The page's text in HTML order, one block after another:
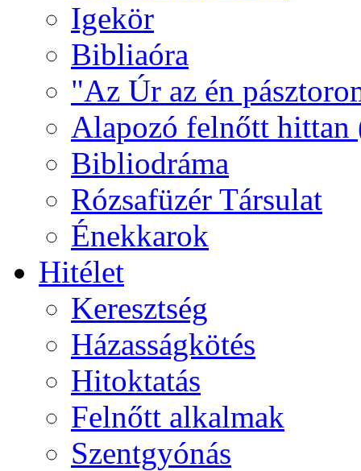
Igekör
Bibliaóra
"Az Úr az én
Alapozó felnőtt hittan
Bibliodráma
Rózsafüzér Társulat
Énekkarok
Hitélet
Keresztség
Házasságkötés
Hitoktatás
Felnőtt alkalmak
Szentgyónás